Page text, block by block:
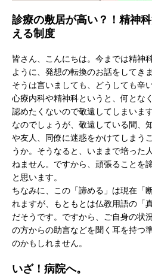
診療の敷居が高い？！精神
える制度
皆さん、こんにちは。今までは精神
ように、発想の転換のお話をしてきま
そうは言いましても、どうしても辛
心療内科や精神科というと、何とな
認めたくないので敬遠してしまいま
なのでしょうが、敬遠している間、
や友人、同僚に迷惑をかけてしまう
うか。そうなると、いままで培った
ねません。ですから、頑張ることを
と思います。
ちなみに、この「諦める」は現在「
れますが、もともとは仏教用語の「
だそうです。ですから、ご自身の状
の方からの助言などを聞く耳を持つ
のかもしれません。
いざ！病院へ。